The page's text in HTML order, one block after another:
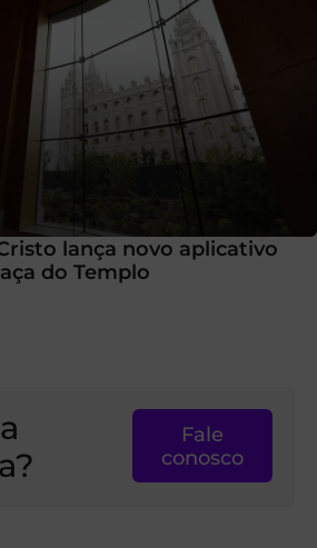
lança novo aplicativo
do Templo
Fale
conosco